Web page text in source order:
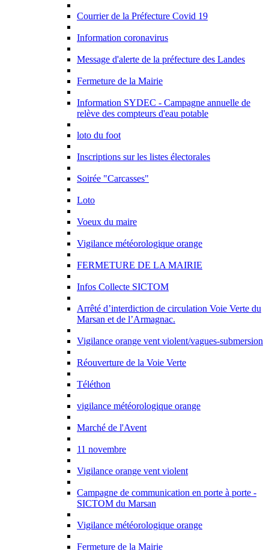
Courrier de la Préfecture Covid 19
Information coronavirus
Message d'alerte de la préfecture des Landes
Fermeture de la Mairie
Information SYDEC - Campagne annuelle de
relève des compteurs d'eau potable
loto du foot
Inscriptions sur les listes électorales
Soirée "Carcasses"
Loto
Voeux du maire
Vigilance météorologique orange
FERMETURE DE LA MAIRIE
Infos Collecte SICTOM
Arrêté d’interdiction de circulation Voie Verte du
Marsan et de l’Armagnac.
Vigilance orange ­vent violent/vagues-submersion
Réouverture de la Voie Verte
Téléthon
vigilance météorologique orange
Marché de l'Avent
11 novembre
Vigilance orange vent violent
Campagne de communication en porte à porte -
SICTOM du Marsan
Vigilance météorologique orange
Fermeture de la Mairie